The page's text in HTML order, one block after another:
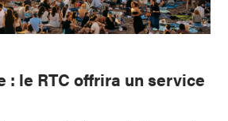
: le RTC offrira un service